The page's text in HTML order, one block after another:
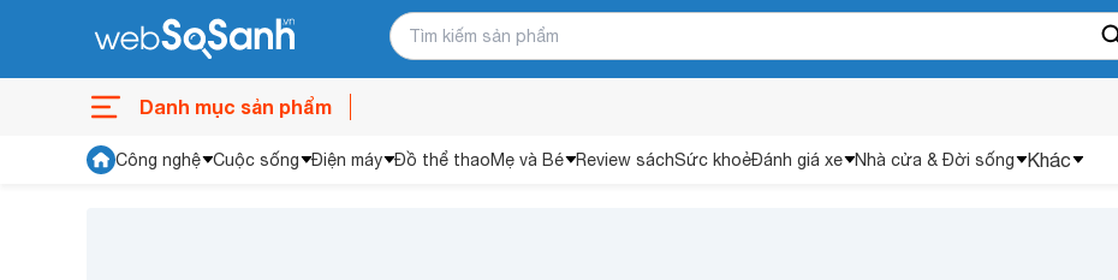
Danh mục sản phẩm
Công nghệ Cuộc sống Điện máy Đồ thể thaoMẹ và Bé Review sáchSức khoẻĐánh giá xe Nhà cửa & Đời sống Khác